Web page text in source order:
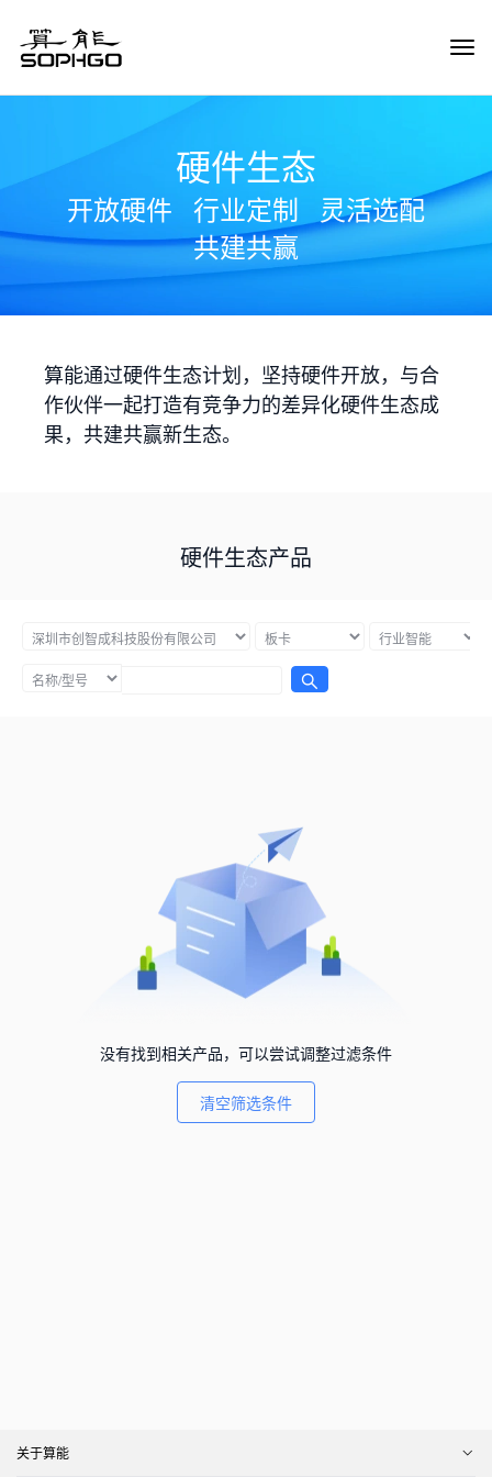
硬件生态
开放硬件 行业定制
灵活选配
共建共赢
算能通过硬件生态计划，坚持硬件开放，与合
作伙伴一起打造有竞争力的差异化硬件生态成
果，共建共赢新生态。
硬件生态产品
没有找到相关产品，可以尝试调整过滤条件
清空筛选条件
关于算能